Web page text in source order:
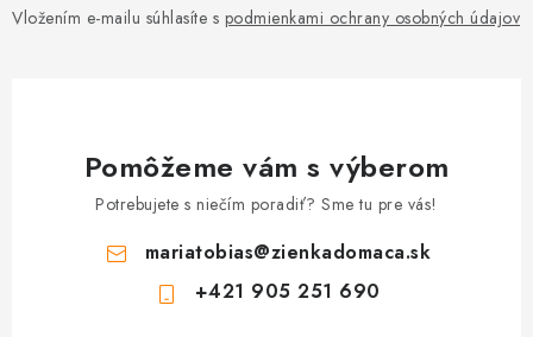
Vložením e-mailu súhlasíte s podmienkami ochrany osobných údajov
Pomôžeme vám s výberom
Potrebujete s niečím poradiť? Sme tu pre vás!
mariatobias@zienkadomaca.sk
+421 905 251 690